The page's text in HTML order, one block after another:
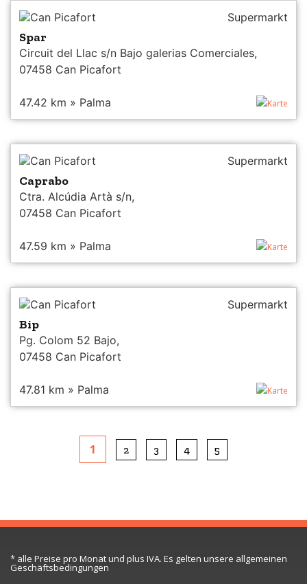
Can Picafort Supermarkt
Spar
Circuit del Llac s/n Bajo galerias Comerciales,
07458 Can Picafort
47.42 km » Palma Karte
Can Picafort Supermarkt
Caprabo
Ctra. Alcúdia Artà s/n,
07458 Can Picafort
47.59 km » Palma Karte
Can Picafort Supermarkt
Bip
Pg. Colom 52 Bajo,
07458 Can Picafort
47.81 km » Palma Karte
1 2 3 4 5
* alle Preise pro Monat und plus IVA. Es gelten unsere allgemeinen
Geschäftsbedingungen